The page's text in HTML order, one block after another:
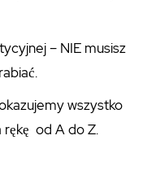
– NIE musisz
wszystko
rękę od A do Z.